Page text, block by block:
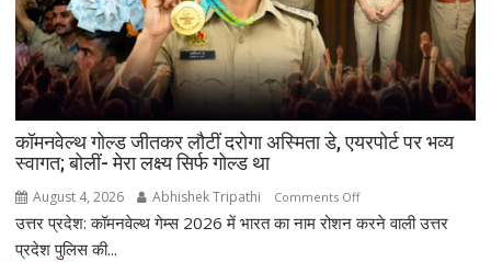
कॉमनवेल्थ गोल्ड जीतकर लौटीं दरोगा अस्मिता डे, एयरपोर्ट पर भव्य
स्वागत; बोलीं- मेरा लक्ष्य सिर्फ गोल्ड था
August 4, 2026 Abhishek Tripathi Comments Offon
कॉमनवेल्थ
उत्तर प्रदेश: कॉमनवेल्थ गेम्स 2026 में भारत का नाम रोशन करने वाली उत्तर
प्रदेश पुलिस की...